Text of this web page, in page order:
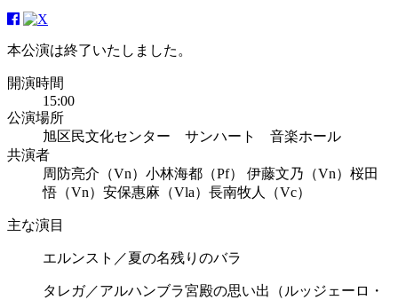
本公演は終了いたしました。
開演時間
15:00
公演場所
旭区民文化センター サンハート 音楽ホール
共演者
周防亮介（Vn） 小林海都（Pf） 伊藤文乃（Vn） 桜田
悟（Vn） 安保惠麻（Vla） 長南牧人（Vc）
主な演目
エルンスト／夏の名残りのバラ
タレガ／アルハンブラ宮殿の思い出（ルッジェーロ・